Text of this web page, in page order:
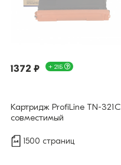
1372 ₽ + 21Б
Картридж ProfiLine TN-321C
совместимый
1500 страниц